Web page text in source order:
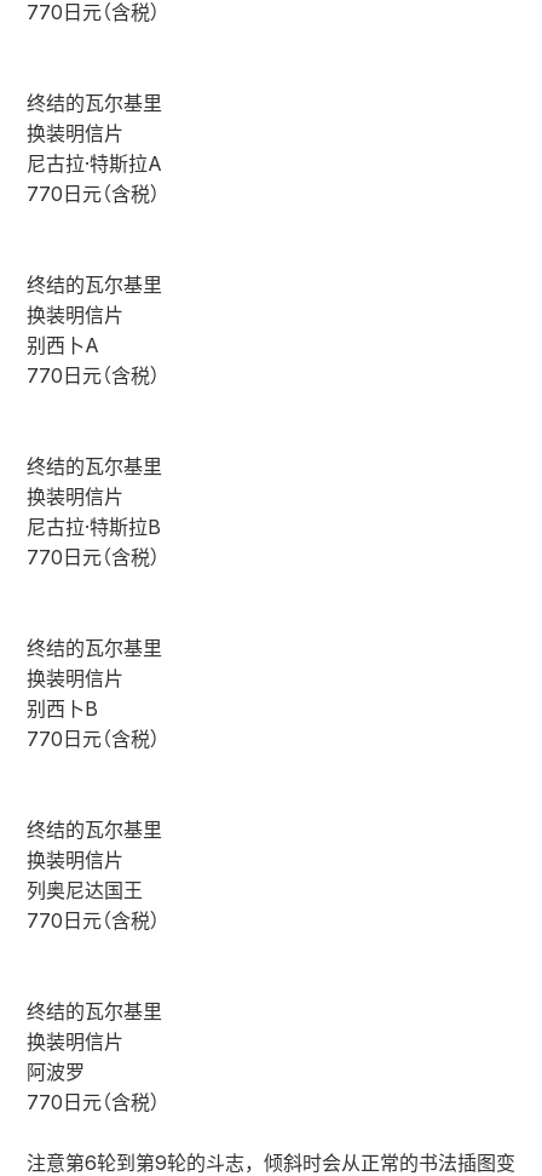
770日元（含税）
终结的瓦尔基里
换装明信片
尼古拉·特斯拉A
770日元（含税）
终结的瓦尔基里
换装明信片
别西卜A
770日元（含税）
终结的瓦尔基里
换装明信片
尼古拉·特斯拉B
770日元（含税）
终结的瓦尔基里
换装明信片
别西卜B
770日元（含税）
终结的瓦尔基里
换装明信片
列奥尼达国王
770日元（含税）
终结的瓦尔基里
换装明信片
阿波罗
770日元（含税）
注意第6轮到第9轮的斗志，倾斜时会从正常的书法插图变